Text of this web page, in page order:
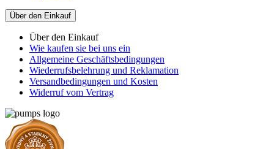
Über den Einkauf
Über den Einkauf
Wie kaufen sie bei uns ein
Allgemeine Geschäftsbedingungen
Wiederrufsbelehrung und Reklamation
Versandbedingungen und Kosten
Widerruf vom Vertrag